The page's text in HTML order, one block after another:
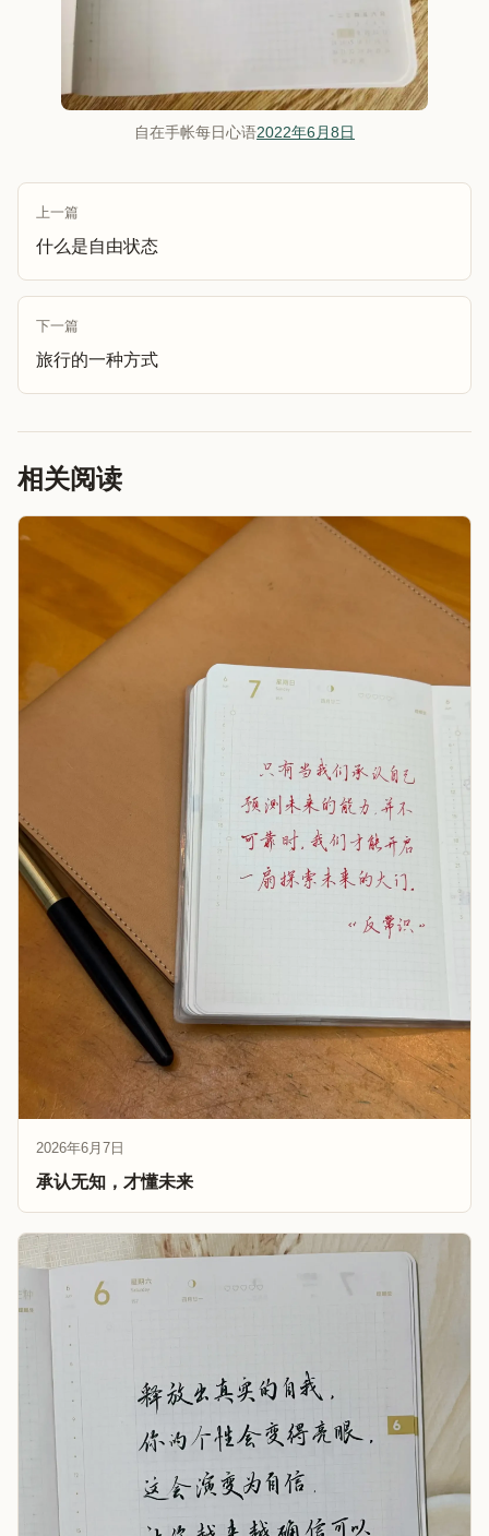
自在手帐每日心语2022年6月8日
上一篇
什么是自由状态
下一篇
旅行的一种方式
相关阅读
2026年6月7日
承认无知，才懂未来